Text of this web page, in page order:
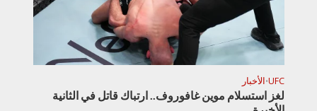
UFC
•الأخبار
لغز استسلام موين غافوروف.. ارتباك قاتل في الثانية